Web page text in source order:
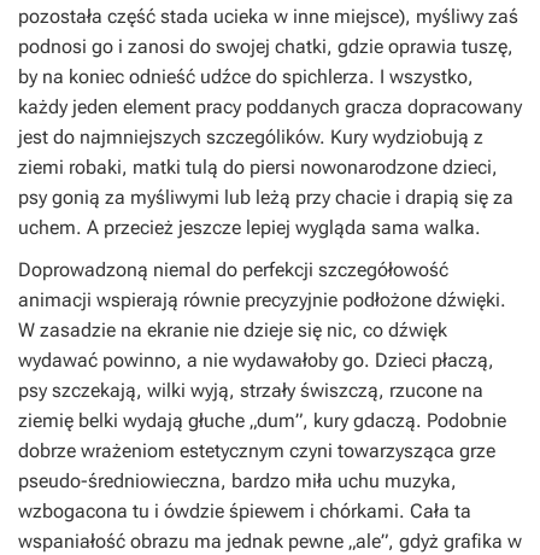
pozostała część stada ucieka w inne miejsce), myśliwy zaś
podnosi go i zanosi do swojej chatki, gdzie oprawia tuszę,
by na koniec odnieść udźce do spichlerza. I wszystko,
każdy jeden element pracy poddanych gracza dopracowany
jest do najmniejszych szczególików. Kury wydziobują z
ziemi robaki, matki tulą do piersi nowonarodzone dzieci,
psy gonią za myśliwymi lub leżą przy chacie i drapią się za
uchem. A przecież jeszcze lepiej wygląda sama walka.
Doprowadzoną niemal do perfekcji szczegółowość
animacji wspierają równie precyzyjnie podłożone dźwięki.
W zasadzie na ekranie nie dzieje się nic, co dźwięk
wydawać powinno, a nie wydawałoby go. Dzieci płaczą,
psy szczekają, wilki wyją, strzały świszczą, rzucone na
ziemię belki wydają głuche „dum”, kury gdaczą. Podobnie
dobrze wrażeniom estetycznym czyni towarzysząca grze
pseudo-średniowieczna, bardzo miła uchu muzyka,
wzbogacona tu i ówdzie śpiewem i chórkami. Cała ta
wspaniałość obrazu ma jednak pewne „ale”, gdyż grafika w